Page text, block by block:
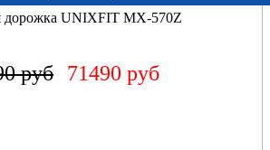
дорожка UNIXFIT MX-570Z
руб 71490 руб